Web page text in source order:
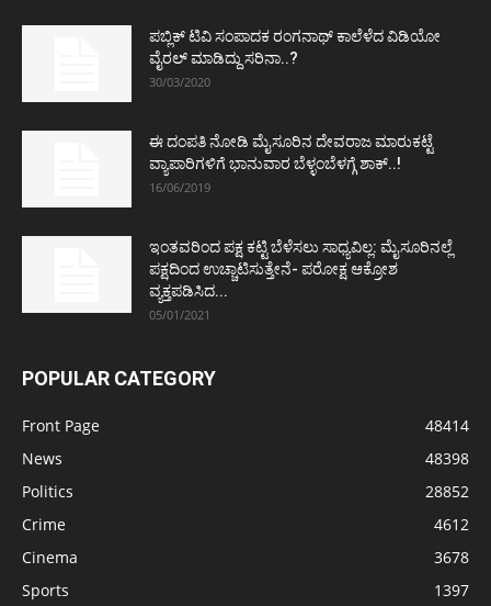
ಪಬ್ಲಿಕ್ ಟಿವಿ ಸಂಪಾದಕ ರಂಗನಾಥ್ ಕಾಲೆಳೆದ ವಿಡಿಯೋ
ವೈರಲ್ ಮಾಡಿದ್ದು ಸರಿನಾ..?
30/03/2020
ಈ ದಂಪತಿ ನೋಡಿ ಮೈಸೂರಿನ ದೇವರಾಜ ಮಾರುಕಟ್ಟೆ
ವ್ಯಾಪಾರಿಗಳಿಗೆ ಭಾನುವಾರ ಬೆಳ್ಳಂಬೆಳಗ್ಗೆ ಶಾಕ್..!
16/06/2019
ಇಂತವರಿಂದ ಪಕ್ಷ ಕಟ್ಟಿ ಬೆಳೆಸಲು ಸಾಧ್ಯವಿಲ್ಲ: ಮೈಸೂರಿನಲ್ಲೆ
ಪಕ್ಷದಿಂದ ಉಚ್ಚಾಟಿಸುತ್ತೇನೆ- ಪರೋಕ್ಷ ಆಕ್ರೋಶ
ವ್ಯಕ್ತಪಡಿಸಿದ...
05/01/2021
POPULAR CATEGORY
Front Page
48414
News
48398
Politics
28852
Crime
4612
Cinema
3678
Sports
1397